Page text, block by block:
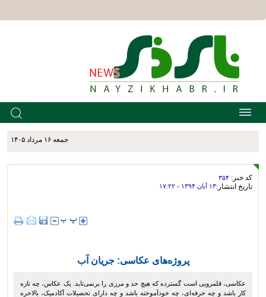
جمعه ۱۶ مرداد ۱۴۰۵
کد خبر: ۳۵۴
تاریخ انتشار:۱۳ آبان ۱۳۹۴ - ۱۷:۲۲
پروژه‌های عکاسی: جریان آب
عکاسی، قلمرویی است گسترده که هیچ حد و مرزی را برنمی‌تابد. یک عکاس، چه تازه
کار باشد و چه حرفه‌ای، چه خودآموخته باشد و چه دارای تحصیلات آکادمیک، بالاخره